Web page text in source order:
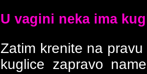
U vagini neka ima
Zatim krenite na
kuglice zapravo